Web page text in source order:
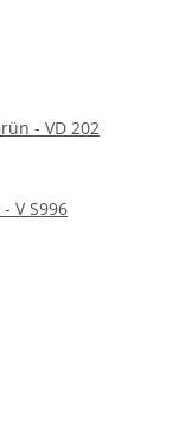
- VD 202